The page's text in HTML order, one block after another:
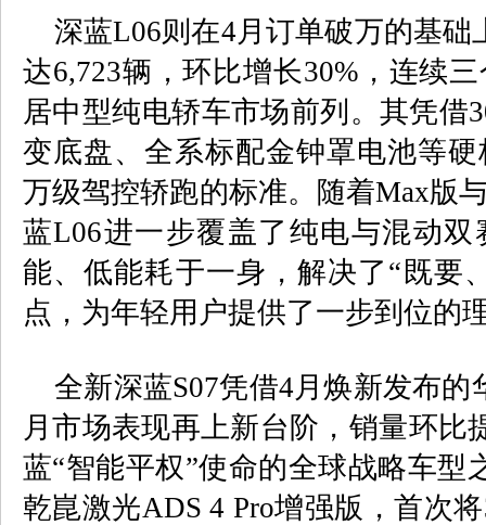
深蓝L06则在4 月订单破万的基础
达6,723辆，环比增长30%，连续
居中型纯电轿车市场前列。其凭借
变底盘 、全系标配金钟罩电池等
万级驾控轿跑的标准。随着Max版
蓝L06进一步覆盖了纯电与混动
能、低能耗于一身，解决了“既要
点，为年轻用户提供了一步到位的
全新深蓝S07凭借4 月焕新发布的
月市场表现再上新台阶，销量环比
蓝“智能平权”使命的全球战略车型
乾崑激光ADS 4 Pro增强版，首次将